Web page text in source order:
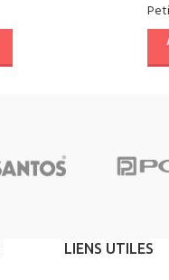
LIENS UTILES